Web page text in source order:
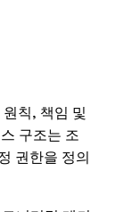
칙, 책임 및
구조는 조
권한을 정의